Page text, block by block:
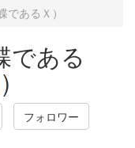
あるＸ）
である
)
フォロワー